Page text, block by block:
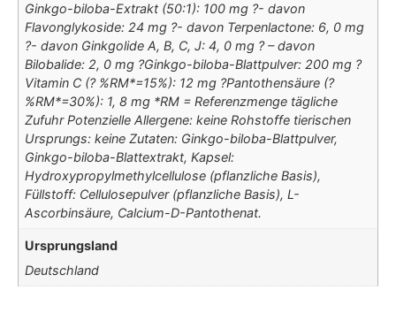
Ginkgo-biloba-Extrakt (50:1): 100 mg ?- davon
Flavonglykoside: 24 mg ?- davon Terpenlactone: 6, 0 mg
?- davon Ginkgolide A, B, C, J: 4, 0 mg ? – davon
Bilobalide: 2, 0 mg ?Ginkgo-biloba-Blattpulver: 200 mg ?
Vitamin C (? %RM*=15%): 12 mg ?Pantothensäure (?
%RM*=30%): 1, 8 mg *RM = Referenzmenge tägliche
Zufuhr Potenzielle Allergene: keine Rohstoffe tierischen
Ursprungs: keine Zutaten: Ginkgo-biloba-Blattpulver,
Ginkgo-biloba-Blattextrakt, Kapsel:
Hydroxypropylmethylcellulose (pflanzliche Basis),
Füllstoff: Cellulosepulver (pflanzliche Basis), L-
Ascorbinsäure, Calcium-D-Pantothenat.
Ursprungsland
Deutschland